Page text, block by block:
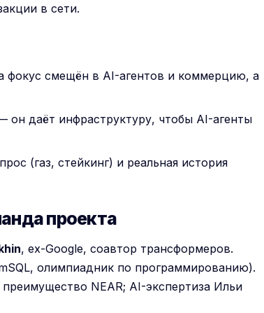
в сети.
фокус смещён в AI-агентов и коммерцию, а
он даёт инфраструктуру, чтобы AI-агенты
(газ, стейкинг) и реальная история
проекта
, ex-Google, соавтор трансформеров.
олимпиадник по программированию).
NEAR; AI-экспертиза Ильи